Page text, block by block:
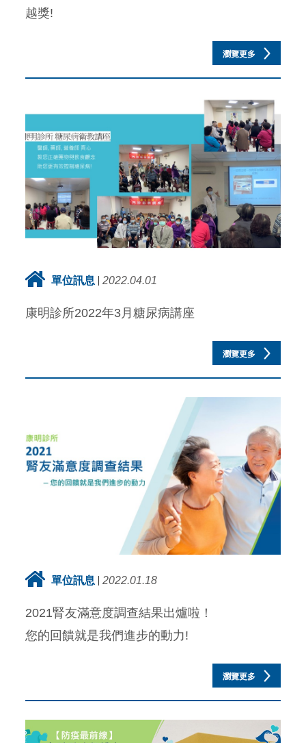
越獎!
瀏覽更多
單位訊息 2022.04.01
康明診所2022年3月糖尿病講座
瀏覽更多
單位訊息 2022.01.18
2021腎友滿意度調查結果出爐啦！
您的回饋就是我們進步的動力!
瀏覽更多